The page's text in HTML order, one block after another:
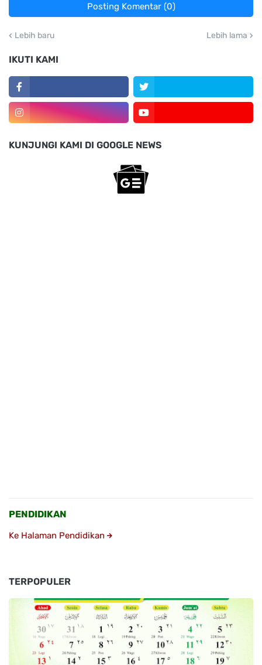
Posting Komentar (0)
Lebih baru Lebih lama
IKUTI KAMI
KUNJUNGI KAMI DI GOOGLE NEWS
PENDIDIKAN
Ke Halaman Pendidikan
TERPOPULER